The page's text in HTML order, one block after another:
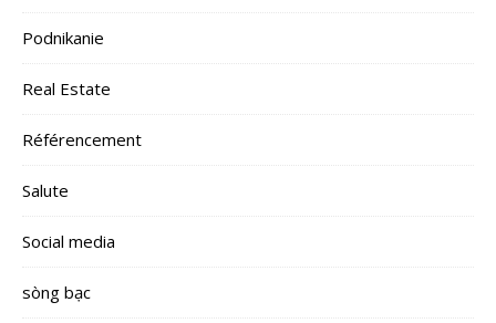
Podnikanie
Real Estate
Référencement
Salute
Social media
sòng bạc